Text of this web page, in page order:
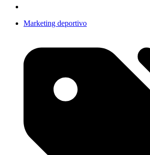
Marketing deportivo